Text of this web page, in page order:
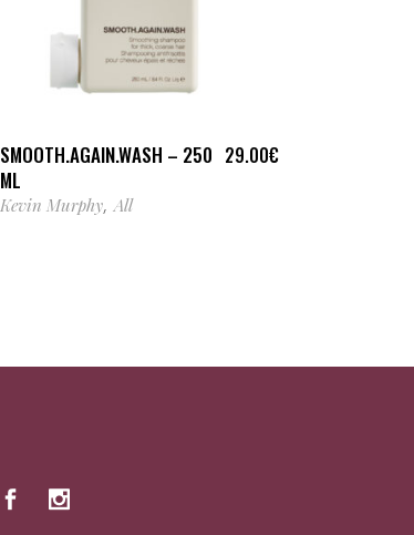
AJOUTER AU PANIER
SMOOTH.AGAIN.WASH – 250
ML
29.00€
Kevin Murphy,All